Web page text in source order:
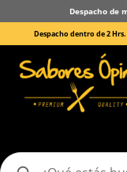
Despacho de
Despacho dentro de 2